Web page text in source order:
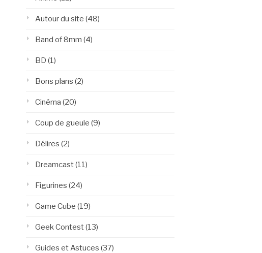
Autour du site (48)
Band of 8mm (4)
BD (1)
Bons plans (2)
Cinéma (20)
Coup de gueule (9)
Délires (2)
Dreamcast(11)
Figurines (24)
Game Cube (19)
Geek Contest(13)
Guides et Astuces (37)